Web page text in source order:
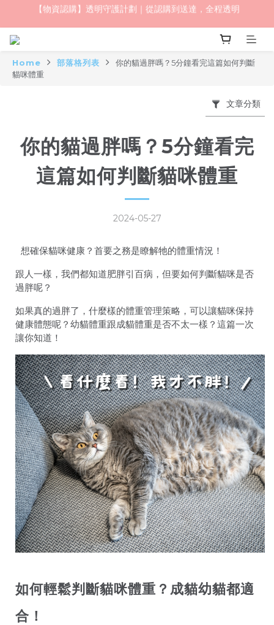
毛怪樂園｜一起改變世界與動物的關係
毛怪樂園｜一起改變世界與動物的關係
毛怪夏日寵物展開跑，全館最高獲$1500購物金，請點我查看優惠
【物資認購】透明守護計劃｜從認購到送達，全程透明
Home 部落格列表
你的貓過胖嗎？5分鐘看完這篇如何判斷
貓咪體重
文章分類
你的貓過胖嗎？5分鐘看完
這篇如何判斷貓咪體重
2024-05-27
想確保貓咪健康？首要之務是瞭解牠的體重情況！
跟人一樣，我們都知道肥胖引百病，但要如何判斷貓咪是否
過胖呢？
如果真的過胖了，什麼樣的體重管理策略，可以讓貓咪保持
健康體態呢？幼貓體重跟成貓體重是否不太一樣？這篇一次
讓你知道！
如何輕鬆判斷貓咪體重？成貓幼貓都適
合！